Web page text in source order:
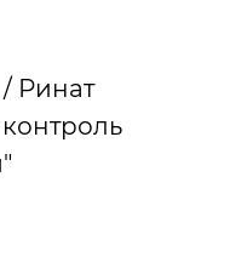
Ринат